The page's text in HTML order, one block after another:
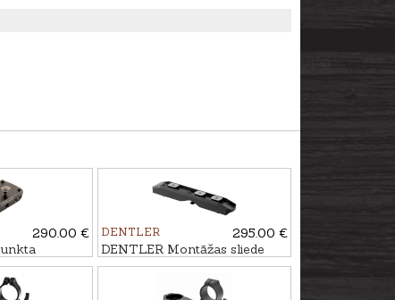
290.00 €
10mm
DENTLER
295.00 €
DENTLER Montāžas sliede
BASIS - Swarovski SR,